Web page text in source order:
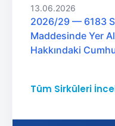
13.06.2026
2026/29 — 6183
Maddesinde Yer
Hakkındaki
Tüm Sirküleri